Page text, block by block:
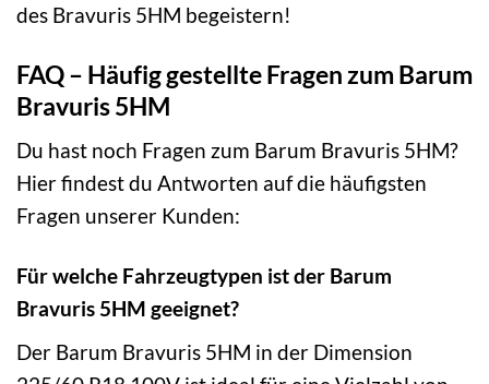
des Bravuris 5HM begeistern!
FAQ – Häufig gestellte Fragen zum Barum
Bravuris 5HM
Du hast noch Fragen zum Barum Bravuris 5HM?
Hier findest du Antworten auf die häufigsten
Fragen unserer Kunden:
Für welche Fahrzeugtypen ist der Barum
Bravuris 5HM geeignet?
Der Barum Bravuris 5HM in der Dimension